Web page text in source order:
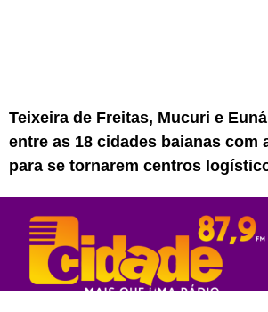
Teixeira de Freitas, Mucuri e
entre as 18 cidades baianas com
para se tornarem centros